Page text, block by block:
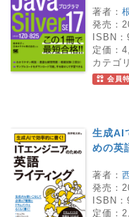
著者：
発売：
ISBN：
定価：
カテゴ
会員
生成AI
めの英
著者：
発売：
ISBN：
定価：